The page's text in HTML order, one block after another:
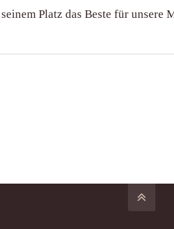
Platz das Beste für unsere